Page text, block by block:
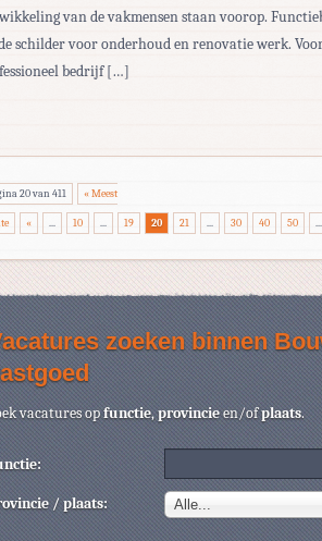
van de vakmensen staan voorop.
schilder voor onderhoud en renovatie werk.
bedrijf […]
20 van 411 « Meest
« ... 10 ... 19 20 21 ... 30 40 50 ...
zoeken binnen
vacatures opfunctie,provincieen/ofplaats.
/ plaats: Alle...